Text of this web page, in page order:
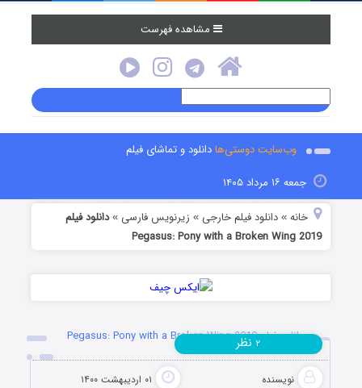
مشاهده فهرست
وب‌سایت دوستی‌هادانلود و تماشای فیلم
جمعه ۱۶ مرداد ۱۴۰۵
خانه »دانلود فیلم خارجی » زیرنویس فارسی »دانلود فیلم
Pegasus: Pony with a Broken Wing 2019
دانلود فیلم Pegasus: Pony with a Broken Wing 2019
نویسنده ۰۱ اردیبهشت ۱۴۰۰
۲ نظر